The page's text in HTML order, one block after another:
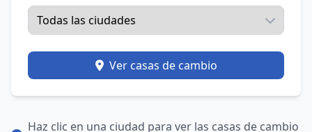
Ver casas de cambio
Haz clic en una ciudad para ver las casas de cambio